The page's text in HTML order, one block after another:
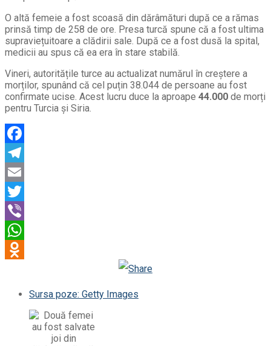
O altă femeie a fost scoasă din dărâmături după ce a rămas
prinsă timp de 258 de ore. Presa turcă spune că a fost ultima
supraviețuitoare a clădirii sale. După ce a fost dusă la spital,
medicii au spus că ea era în stare stabilă.
Vineri, autoritățile turce au actualizat numărul în creștere a
morților, spunând că cel puțin 38.044 de persoane au fost
confirmate ucise. Acest lucru duce la aproape 44.000 de morți
pentru Turcia și Siria.
Odnoklassniki
Sursa poze: Getty Images